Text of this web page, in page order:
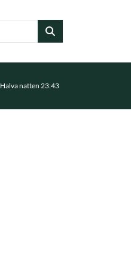
Halva natten 23:43